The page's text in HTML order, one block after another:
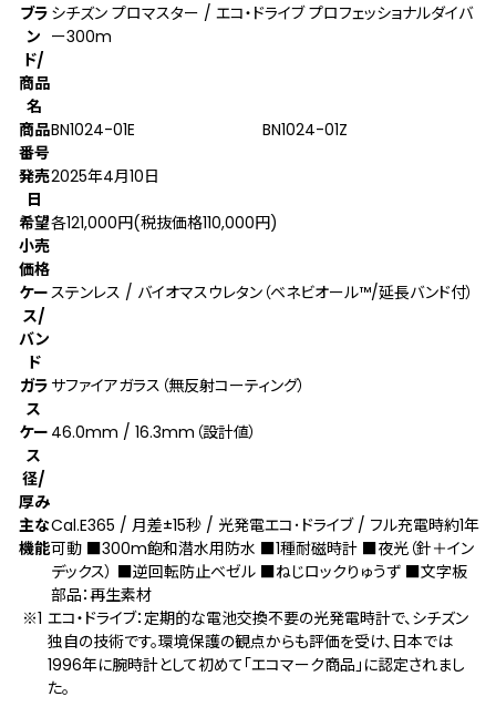
ブラ
ン
ド/
商品
名
シチズン プロマスター / エコ・ドライブ プロフェッショナルダイバ
ー300m
商品
番号
BN1024-01E BN1024-01Z
発売
日
2025年4月10日
希望
小売
価格
各121,000円(税抜価格110,000円)
ケー
ス/
バン
ド
ステンレス / バイオマスウレタン（ベネビオール™/延長バンド付）
ガラ
ス
サファイアガラス（無反射コーティング）
ケー
ス
径/
厚み
46.0mm / 16.3mm（設計値）
主な
機能
Cal.E365 / 月差±15秒 / 光発電エコ･ドライブ / フル充電時約1年
可動 ■300m飽和潜水用防水 ■1種耐磁時計 ■夜光（針＋イン
デックス） ■逆回転防止ベゼル ■ねじロックりゅうず ■文字板
部品：再生素材
エコ・ドライブ：定期的な電池交換不要の光発電時計で、シチズン
独自の技術です。環境保護の観点からも評価を受け、日本では
1996年に腕時計として初めて「エコマーク商品」に認定されまし
た。